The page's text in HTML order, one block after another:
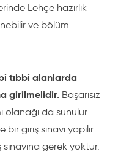
Lehçe hazırlık
ve bölüm
tıbbi alanlarda
girilmelidir. Başarısız
olanağı da sunulur.
giriş sınavı yapılır.
gerek yoktur.